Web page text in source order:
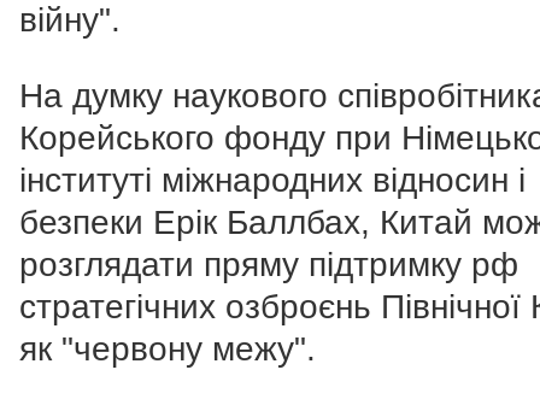
війну".
На думку наукового
Корейського фонду при
інституті міжнародних відносин і
безпеки Ерік Баллбах, Китай
розглядати пряму підтримку рф
стратегічних озброєнь Північної
як "червону межу".